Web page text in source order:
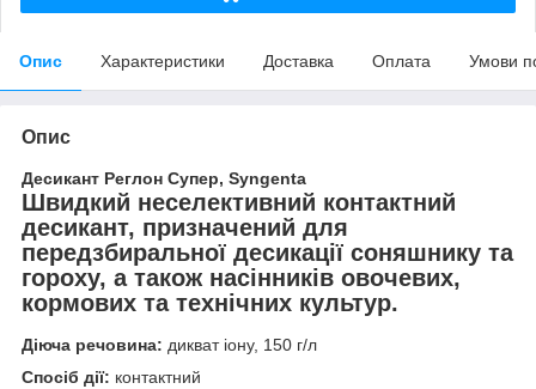
Опис Характеристики Доставка Оплата Умови
Опис
Десикант Реглон Супер, Syngenta
Швидкий неселективний контактний
десикант, призначений для
передзбиральної десикації соняшнику та
гороху, а також насінників овочевих,
кормових та технічних культур.
Діюча речовина: дикват іону, 150 г/л
Спосіб дії: контактний